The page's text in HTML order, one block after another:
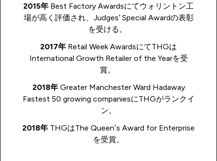
2015年 Best Factory Awardsにてウォリントン工
場が高く評価され、Judges’ Special Awardの表彰
を受ける。
2017年 Retail Week AwardsにてTHGは
International Growth Retailer of the Yearを受
賞。
2018年Greater Manchester Ward Hadaway
Fastest 50 growing companiesにTHGがランクイ
ン。
2018年 THGはThe Queen’s Award for Enterprise
を受賞。